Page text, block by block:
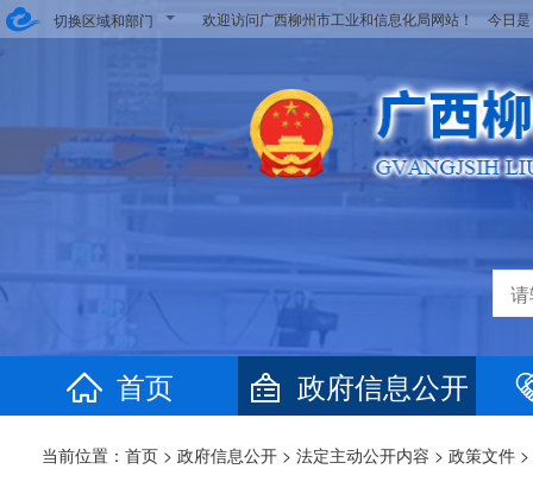
切换区域和部门 欢迎访问广西柳州市工业和信息化局网站！ 今日
首页 政府信息公开
当前位置： 首页 > 政府信息公开 > 法定主动公开内容 > 政策文件